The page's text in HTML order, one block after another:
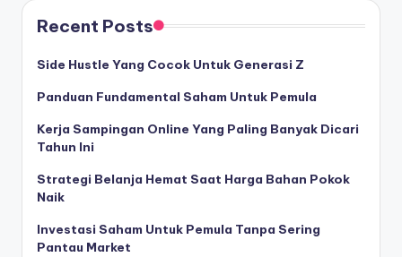
Recent Posts
Side Hustle Yang Cocok Untuk Generasi Z
Panduan Fundamental Saham Untuk Pemula
Kerja Sampingan Online Yang Paling Banyak Dicari
Tahun Ini
Strategi Belanja Hemat Saat Harga Bahan Pokok
Naik
Investasi Saham Untuk Pemula Tanpa Sering
Pantau Market